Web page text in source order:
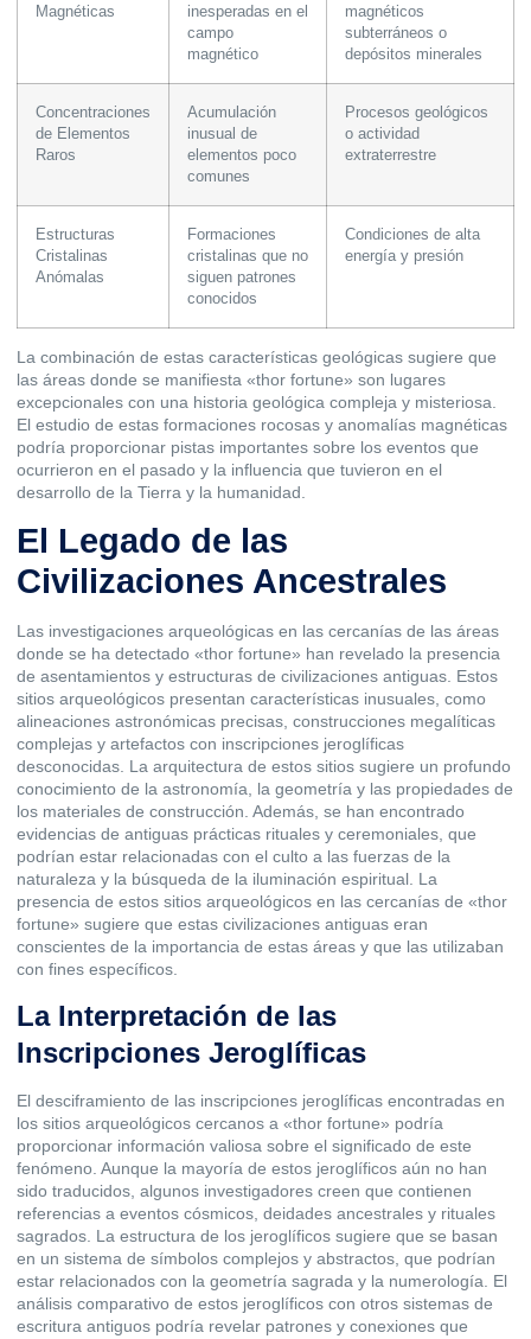
Magnéticas
inesperadas en el
campo
magnético
magnéticos
subterráneos o
depósitos minerales
Concentraciones
de Elementos
Raros
Acumulación
inusual de
elementos poco
comunes
Procesos geológicos
o actividad
extraterrestre
Estructuras
Cristalinas
Anómalas
Formaciones
cristalinas que no
siguen patrones
conocidos
Condiciones de alta
energía y presión
La combinación de estas características geológicas sugiere que
las áreas donde se manifiesta «thor fortune» son lugares
excepcionales con una historia geológica compleja y misteriosa.
El estudio de estas formaciones rocosas y anomalías magnéticas
podría proporcionar pistas importantes sobre los eventos que
ocurrieron en el pasado y la influencia que tuvieron en el
desarrollo de la Tierra y la humanidad.
El Legado de las
Civilizaciones Ancestrales
Las investigaciones arqueológicas en las cercanías de las áreas
donde se ha detectado «thor fortune» han revelado la presencia
de asentamientos y estructuras de civilizaciones antiguas. Estos
sitios arqueológicos presentan características inusuales, como
alineaciones astronómicas precisas, construcciones megalíticas
complejas y artefactos con inscripciones jeroglíficas
desconocidas. La arquitectura de estos sitios sugiere un profundo
conocimiento de la astronomía, la geometría y las propiedades de
los materiales de construcción. Además, se han encontrado
evidencias de antiguas prácticas rituales y ceremoniales, que
podrían estar relacionadas con el culto a las fuerzas de la
naturaleza y la búsqueda de la iluminación espiritual. La
presencia de estos sitios arqueológicos en las cercanías de «thor
fortune» sugiere que estas civilizaciones antiguas eran
conscientes de la importancia de estas áreas y que las utilizaban
con fines específicos.
La Interpretación de las
Inscripciones Jeroglíficas
El desciframiento de las inscripciones jeroglíficas encontradas en
los sitios arqueológicos cercanos a «thor fortune» podría
proporcionar información valiosa sobre el significado de este
fenómeno. Aunque la mayoría de estos jeroglíficos aún no han
sido traducidos, algunos investigadores creen que contienen
referencias a eventos cósmicos, deidades ancestrales y rituales
sagrados. La estructura de los jeroglíficos sugiere que se basan
en un sistema de símbolos complejos y abstractos, que podrían
estar relacionados con la geometría sagrada y la numerología. El
análisis comparativo de estos jeroglíficos con otros sistemas de
escritura antiguos podría revelar patrones y conexiones que